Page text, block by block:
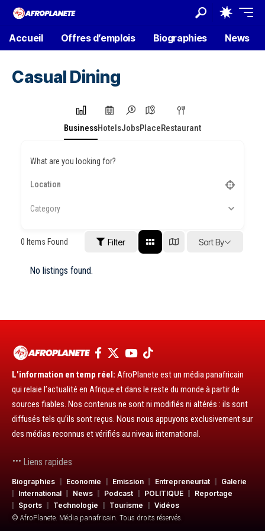
Accueil Offres d’emplois Biographies News
Casual Dining
BusinessHotelsJobsPlaceRestaurant
What are you looking for?
Category
0 Items Found Filter Sort By
No listings found.
L'information en temp réel: AfroPlanete est un média panafricain
qui relaie l’actualité en Afrique et dans le reste du monde à partir de
sources fiables. Nos contenus ne sont ni modifiés ni altérés : ils sont
diffusés tels qu’ils sont reçus. Nous nous appuyons exclusivement sur
des médias reconnus et vérifiés au niveau international.
Liens rapides
Biographies Economie Emission Entrepreneuriat
Galerie
International
News Podcast POLITIQUE
Reportage
Sports
Technologie Tourisme
Vidéos
© AfroPlanete. Média panafricain. Tous droits réservés.